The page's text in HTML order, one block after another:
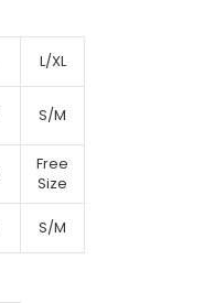
L/XL
S/M
Free
Size
S/M